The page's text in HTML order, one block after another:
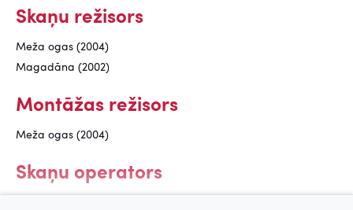
Skaņu režisors
Meža ogas (2004)
Magadāna (2002)
Montāžas režisors
Meža ogas (2004)
Skaņu operators